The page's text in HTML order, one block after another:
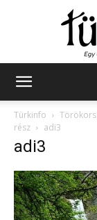
Türkinfo
rész
adi3
adi3